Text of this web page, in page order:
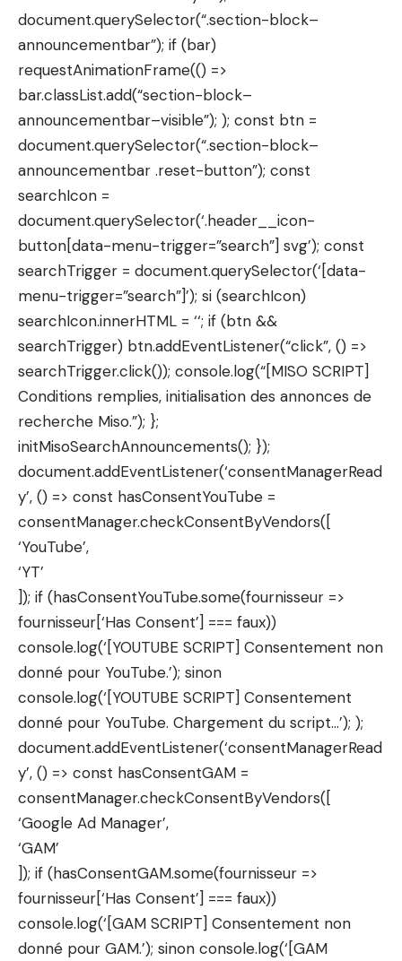
document.querySelector(“.section-block–
announcementbar”); if (bar)
requestAnimationFrame(() =>
bar.classList.add(“section-block–
announcementbar–visible”); ); const btn =
document.querySelector(“.section-block–
announcementbar .reset-button”); const
searchIcon =
document.querySelector(‘.header__icon-
button[data-menu-trigger=”search”] svg’); const
searchTrigger = document.querySelector(‘[data-
menu-trigger=”search”]’); si (searchIcon)
searchIcon.innerHTML = ‘‘; if (btn &&
searchTrigger) btn.addEventListener(“click”, () =>
searchTrigger.click()); console.log(“[MISO SCRIPT]
Conditions remplies, initialisation des annonces de
recherche Miso.”); };
initMisoSearchAnnouncements(); });
document.addEventListener(‘consentManagerRead
y’, () => const hasConsentYouTube =
consentManager.checkConsentByVendors([
‘YouTube’,
‘YT’
]); if (hasConsentYouTube.some(fournisseur =>
fournisseur[‘Has Consent’] === faux))
console.log(‘[YOUTUBE SCRIPT] Consentement non
donné pour YouTube.’); sinon
console.log(‘[YOUTUBE SCRIPT] Consentement
donné pour YouTube. Chargement du script…’); );
document.addEventListener(‘consentManagerRead
y’, () => const hasConsentGAM =
consentManager.checkConsentByVendors([
‘Google Ad Manager’,
‘GAM’
]); if (hasConsentGAM.some(fournisseur =>
fournisseur[‘Has Consent’] === faux))
console.log(‘[GAM SCRIPT] Consentement non
donné pour GAM.’); sinon console.log(‘[GAM